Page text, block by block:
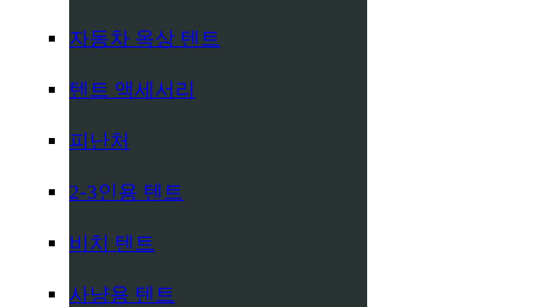
자동차 옥상 텐트
텐트 액세서리
피난처
2-3인용 텐트
비치 텐트
사냥용 텐트